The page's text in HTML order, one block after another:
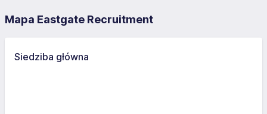
Mapa Eastgate Recruitment
Siedziba główna